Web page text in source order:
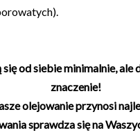
od siebie minimalnie, ale
znaczenie!
olejowanie przynosi
sprawdza się na